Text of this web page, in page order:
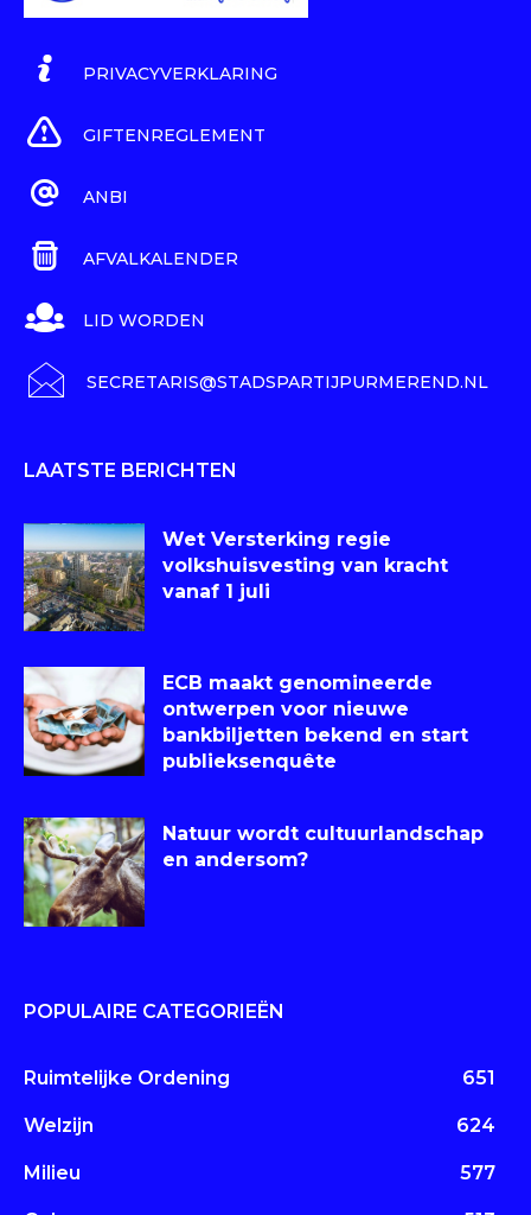
PRIVACYVERKLARING
GIFTENREGLEMENT
ANBI
AFVALKALENDER
LID WORDEN
SECRETARIS@STADSPARTIJPURMEREND.NL
LAATSTE BERICHTEN
Wet Versterking regie
volkshuisvesting van kracht
vanaf 1 juli
ECB maakt genomineerde
ontwerpen voor nieuwe
bankbiljetten bekend en start
publieksenquête
Natuur wordt cultuurlandschap
en andersom?
POPULAIRE CATEGORIEËN
Ruimtelijke Ordening 651
Welzijn 624
Milieu 577